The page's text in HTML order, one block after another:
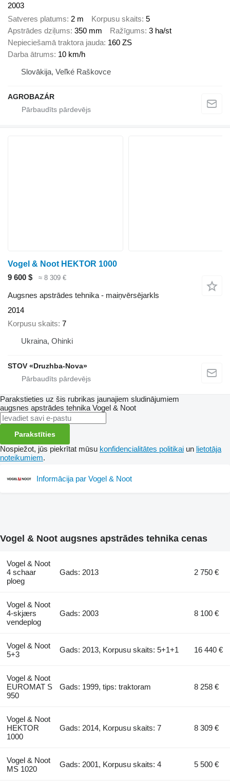
2003
Satveres platums 2 m Korpusu skaits 5
Apstrādes dziļums 350 mm Ražīgums 3 ha/st
Nepieciešamā traktora jauda 160 ZS
Darba ātrums 10 km/h
Slovākija, Veľké Raškovce
AGROBAZÁR
Vogel & Noot HEKTOR 1000
9 600 $
≈ 8 309 €
Augsnes apstrādes tehnika - maiņvērsējarkls
2014
Korpusu skaits 7
Ukraina, Ohinki
STOV «Druzhba-Nova»
Parakstieties uz šis rubrikas jaunajiem sludinājumiem
augsnes apstrādes tehnika Vogel & Noot
Parakstīties
Nospiežot, jūs piekrītat mūsu konfidencialitātes politikai un lietotāja
noteikumiem.
Informācija par Vogel & Noot
Vogel & Noot augsnes apstrādes tehnika cenas
Vogel & Noot
4 schaar
ploeg
Gads: 2013 2 750 €
Vogel & Noot
4-skjærs
vendeplog
Gads: 2003 8 100 €
Vogel & Noot
5+3
Gads: 2013, Korpusu skaits: 5+1+1 16 440 €
Vogel & Noot
EUROMAT S
950
Gads: 1999, tips: traktoram 8 258 €
Vogel & Noot
HEKTOR
1000
Gads: 2014, Korpusu skaits: 7 8 309 €
Vogel & Noot
MS 1020
Gads: 2001, Korpusu skaits: 4 5 500 €